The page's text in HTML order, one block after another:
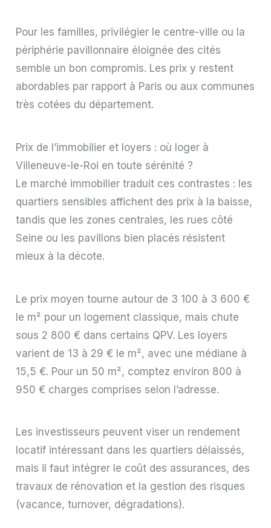
Pour les familles, privilégier le centre-ville ou la
périphérie pavillonnaire éloignée des cités
semble un bon compromis. Les prix y restent
abordables par rapport à Paris ou aux communes
très cotées du département.
Prix de l’immobilier et loyers : où loger à
Villeneuve-le-Roi en toute sérénité ?
Le marché immobilier traduit ces contrastes : les
quartiers sensibles affichent des prix à la baisse,
tandis que les zones centrales, les rues côté
Seine ou les pavillons bien placés résistent
mieux à la décote.
Le prix moyen tourne autour de 3 100 à 3 600 €
le m² pour un logement classique, mais chute
sous 2 800 € dans certains QPV. Les loyers
varient de 13 à 29 € le m², avec une médiane à
15,5 €. Pour un 50 m², comptez environ 800 à
950 € charges comprises selon l’adresse.
Les investisseurs peuvent viser un rendement
locatif intéressant dans les quartiers délaissés,
mais il faut intégrer le coût des assurances, des
travaux de rénovation et la gestion des risques
(vacance, turnover, dégradations).